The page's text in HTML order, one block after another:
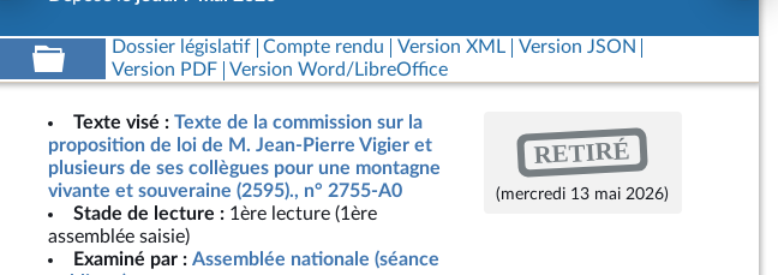
Dossier législatif Compte rendu Version XML
Version JSON
Version PDF
Version Word/LibreOffice
Texte visé : Texte de la commission sur la
proposition de loi de M. Jean-Pierre Vigier et
plusieurs de ses collègues pour une montagne
vivante et souveraine (2595)., n° 2755-A0
Stade de lecture : 1ère lecture (1ère
assemblée saisie)
Examiné par : Assemblée nationale (séance
RETIRÉ
(mercredi 13 mai 2026)